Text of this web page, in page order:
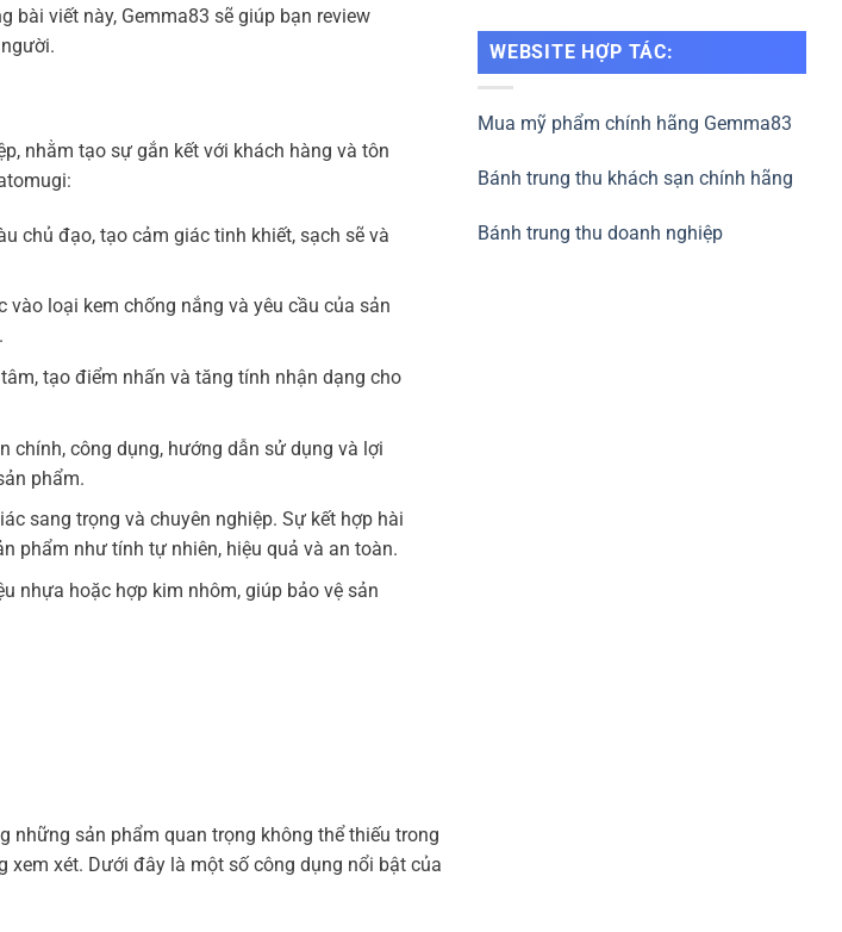
bài viết này, Gemma83 sẽ giúp bạn review
nhằm tạo sự gắn kết với khách hàng và tôn
chủ đạo, tạo cảm giác tinh khiết, sạch sẽ và
loại kem chống nắng và yêu cầu của sản
tạo điểm nhấn và tăng tính nhận dạng cho
chính, công dụng, hướng dẫn sử dụng và lợi
phẩm.
sang trọng và chuyên nghiệp. Sự kết hợp hài
phẩm như tính tự nhiên, hiệu quả và an toàn.
nhựa hoặc hợp kim nhôm, giúp bảo vệ sản
những sản phẩm quan trọng không thể thiếu trong
xét. Dưới đây là một số công dụng nổi bật của
WEBSITE HỢP TÁC:
Mua mỹ phẩm chính hãng Gemma83
Bánh trung thu khách sạn chính hãng
Bánh trung thu doanh nghiệp